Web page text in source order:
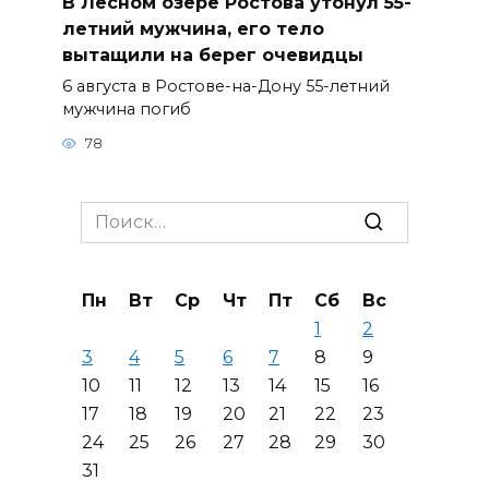
летний мужчина, его тело
вытащили на берег очевидцы
6 августа в Ростове-на-Дону 55-летний
мужчина погиб
78
Search
for:
Пн Вт Ср Чт Пт Сб
Вс
1
2
3
4 5 6 7 8
9
10
11 12 13 14 15
16
17
18 19 20 21 22
23
24
25 26 27 28 29
30
31